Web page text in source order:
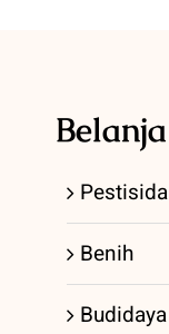
Belanja
Pestisida
Benih
Budidaya